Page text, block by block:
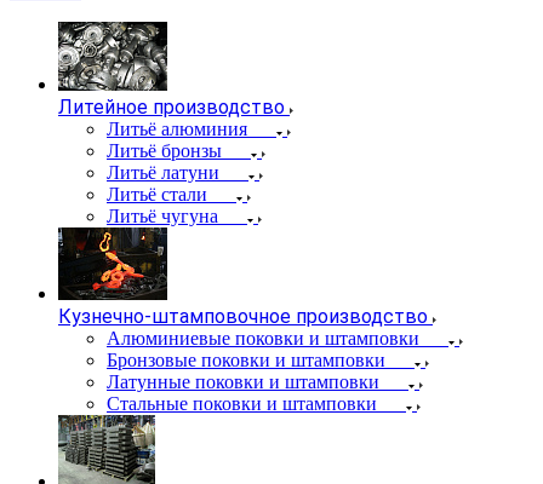
Литейное производство
Литьё алюминия
Литьё бронзы
Литьё латуни
Литьё стали
Литьё чугуна
Кузнечно-штамповочное производство
Алюминиевые поковки и штамповки
Бронзовые поковки и штамповки
Латунные поковки и штамповки
Стальные поковки и штамповки